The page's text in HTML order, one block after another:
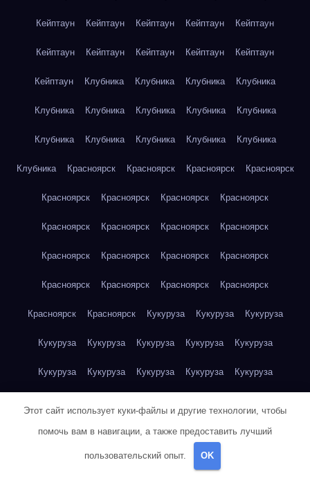
Кейптаун Кейптаун Кейптаун Кейптаун Кейптаун
Кейптаун Кейптаун Кейптаун Кейптаун Кейптаун
Кейптаун Клубника Клубника Клубника Клубника
Клубника Клубника Клубника Клубника Клубника
Клубника Клубника Клубника Клубника Клубника
Клубника Красноярск Красноярск Красноярск Красноярск
Красноярск Красноярск Красноярск Красноярск
Красноярск Красноярск Красноярск Красноярск
Красноярск Красноярск Красноярск Красноярск
Красноярск Красноярск Красноярск Красноярск
Красноярск Красноярск Кукуруза Кукуруза Кукуруза
Кукуруза Кукуруза Кукуруза Кукуруза Кукуруза
Кукуруза Кукуруза Кукуруза Кукуруза Кукуруза
Куриная грудка Куриная грудка Куриная грудка
Куриная грудка Куриная грудка Куриная грудка
Этот сайт использует куки-файлы и другие технологии, чтобы
помочь вам в навигации, а также предоставить лучший
пользовательский опыт. OK